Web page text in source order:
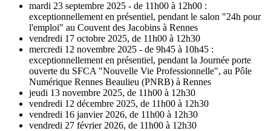
mardi 23 septembre 2025 - de 11h00 à 12h00 :
exceptionnellement en présentiel, pendant le salon "24h pour
l'emploi" au Couvent des Jacobins à Rennes
vendredi 17 octobre 2025, de 11h00 à 12h30
mercredi 12 novembre 2025 - de 9h45 à 10h45 :
exceptionnellement en présentiel, pendant la Journée porte
ouverte du SFCA "Nouvelle Vie Professionnelle", au Pôle
Numérique Rennes Beaulieu (PNRB) à Rennes
jeudi 13 novembre 2025, de 11h00 à 12h30
vendredi 12 décembre 2025, de 11h00 à 12h30
vendredi 16 janvier 2026, de 11h00 à 12h30
vendredi 27 février 2026, de 11h00 à 12h30